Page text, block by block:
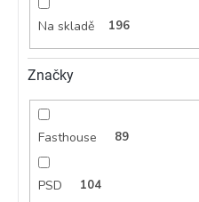
Na skladě 196
Značky
Fasthouse 89
PSD 104